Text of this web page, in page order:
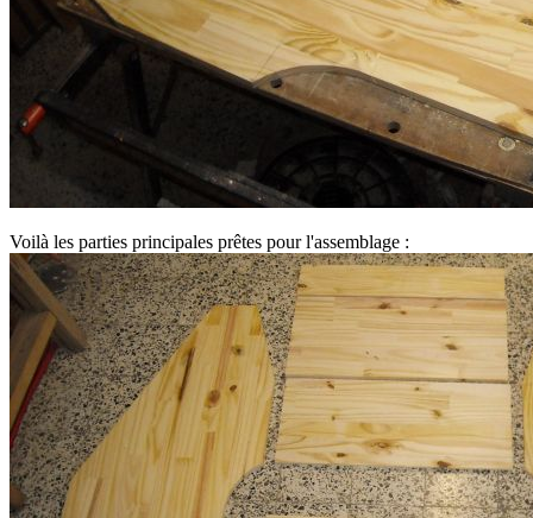
Voilà les parties principales prêtes pour l'assemblage :